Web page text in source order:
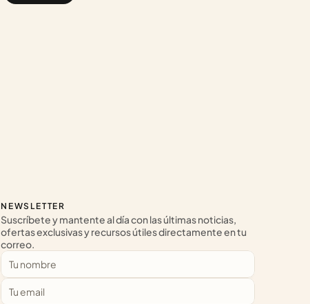
NEWSLETTER
Suscríbete y mantente al día con las últimas noticias,
ofertas exclusivas y recursos útiles directamente en tu
correo.